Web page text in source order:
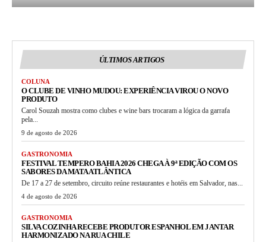
ÚLTIMOS ARTIGOS
COLUNA
O CLUBE DE VINHO MUDOU: EXPERIÊNCIA VIROU O NOVO
PRODUTO
Carol Souzah mostra como clubes e wine bars trocaram a lógica da garrafa
pela...
9 de agosto de 2026
GASTRONOMIA
FESTIVAL TEMPERO BAHIA 2026 CHEGA À 9ª EDIÇÃO COM OS
SABORES DA MATA ATLÂNTICA
De 17 a 27 de setembro, circuito reúne restaurantes e hotéis em Salvador, nas...
4 de agosto de 2026
GASTRONOMIA
SILVA COZINHA RECEBE PRODUTOR ESPANHOL EM JANTAR
HARMONIZADO NA RUA CHILE